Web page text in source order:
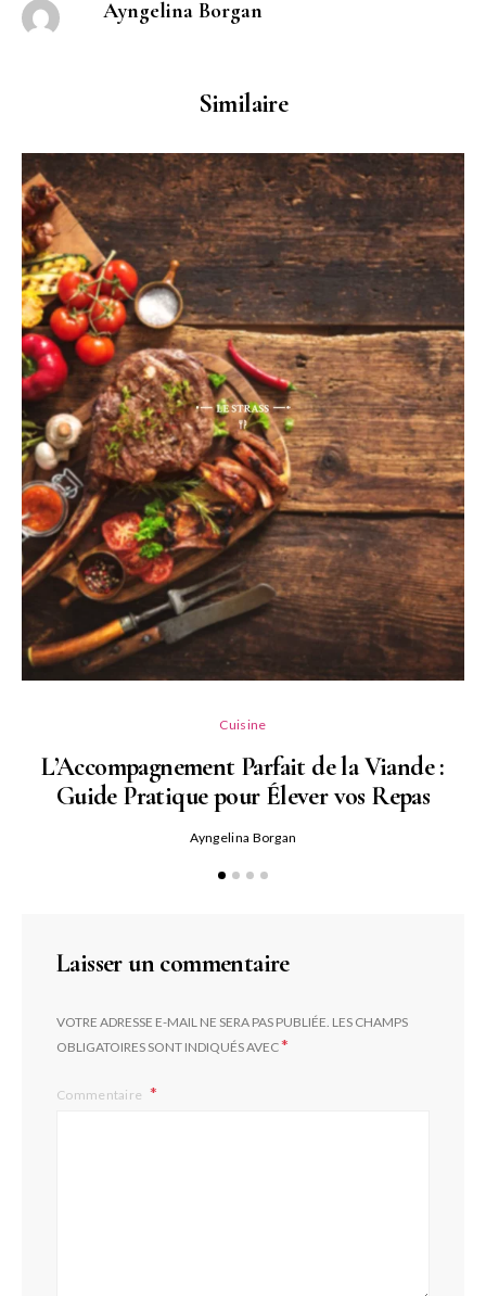
Ayngelina Borgan
Similaire
Cuisine
L’Accompagnement Parfait de la Viande :
Guide Pratique pour Élever vos Repas
Ayngelina Borgan
Laisser un commentaire
VOTRE ADRESSE E-MAIL NE SERA PAS PUBLIÉE. LES CHAMPS
OBLIGATOIRES SONT INDIQUÉS AVEC*
Commentaire